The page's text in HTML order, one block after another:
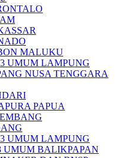
MALUKU
UMUM LAMPUNG
NUSA TENGGARA
PAPUA
UMUM LAMPUNG
UMUM BALIKPAPAN